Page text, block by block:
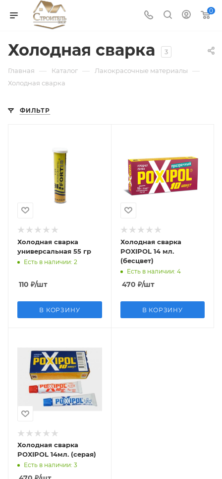
0
Холодная сварка 3
Главная — Каталог — Лакокрасочные материалы —
Холодная сварка
ФИЛЬТР
Холодная сварка
универсальная 55 гр
Есть в наличии: 2
110 ₽/шт
В КОРЗИНУ
Холодная сварка
POXIPOL 14 мл.
(бесцвет)
Есть в наличии: 4
470 ₽/шт
В КОРЗИНУ
Холодная сварка
POXIPOL 14мл. (серая)
Есть в наличии: 3